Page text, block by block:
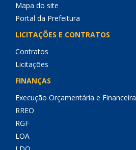
Mapa do site
Portal da Prefeitura
LICITAÇÕES E CONTRATOS
Contratos
Licitações
FINANÇAS
Execução Orçamentária e Financeira
RREO
RGF
LOA